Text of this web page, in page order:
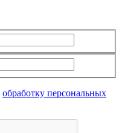
обработку персональных